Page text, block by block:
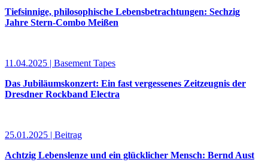
Tiefsinnige, philosophische Lebensbetrachtungen: Sechzig
Jahre Stern-Combo Meißen
11.04.2025 | Basement Tapes
Das Jubiläumskonzert: Ein fast vergessenes Zeitzeugnis der
Dresdner Rockband Electra
25.01.2025 | Beitrag
Achtzig Lebenslenze und ein glücklicher Mensch: Bernd Aust